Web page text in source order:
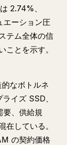
2.74%、
ーション圧
テム全体の信
ことを示す。
なボトルネ
イズ SSD、
、供給規
在している。
の契約価格